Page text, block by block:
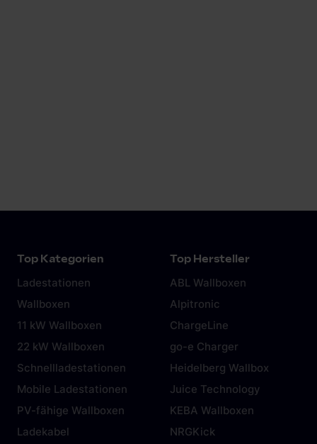
Top Kategorien
Ladestationen
Wallboxen
11 kW Wallboxen
22 kW Wallboxen
Schnellladestationen
Mobile Ladestationen
PV-fähige Wallboxen
Ladekabel
Top Hersteller
ABL Wallboxen
Alpitronic
ChargeLine
go-e Charger
Heidelberg Wallbox
Juice Technology
KEBA Wallboxen
NRGKick